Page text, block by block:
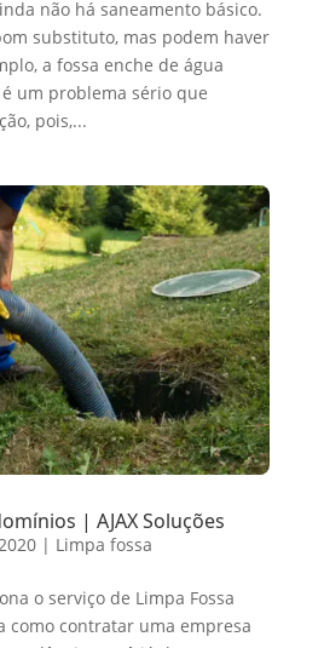
não há saneamento básico.
substituto, mas podem haver
a fossa enche de água
um problema sério que
pois,...
| AJAX Soluções
| Limpa fossa
o serviço de Limpa Fossa
como contratar uma empresa